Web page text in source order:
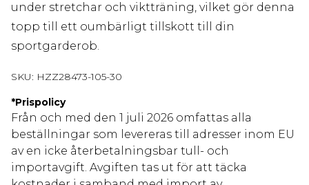
under stretchar och viktträning, vilket gör denna
topp till ett oumbärligt tillskott till din
sportgarderob.
SKU: HZZ28473-105-30
*Prispolicy
Från och med den 1 juli 2026 omfattas alla
beställningar som levereras till adresser inom EU
av en icke återbetalningsbar tull- och
importavgift. Avgiften tas ut för att täcka